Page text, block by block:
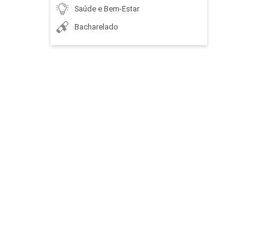
Saúde e Bem-Estar
Bacharelado